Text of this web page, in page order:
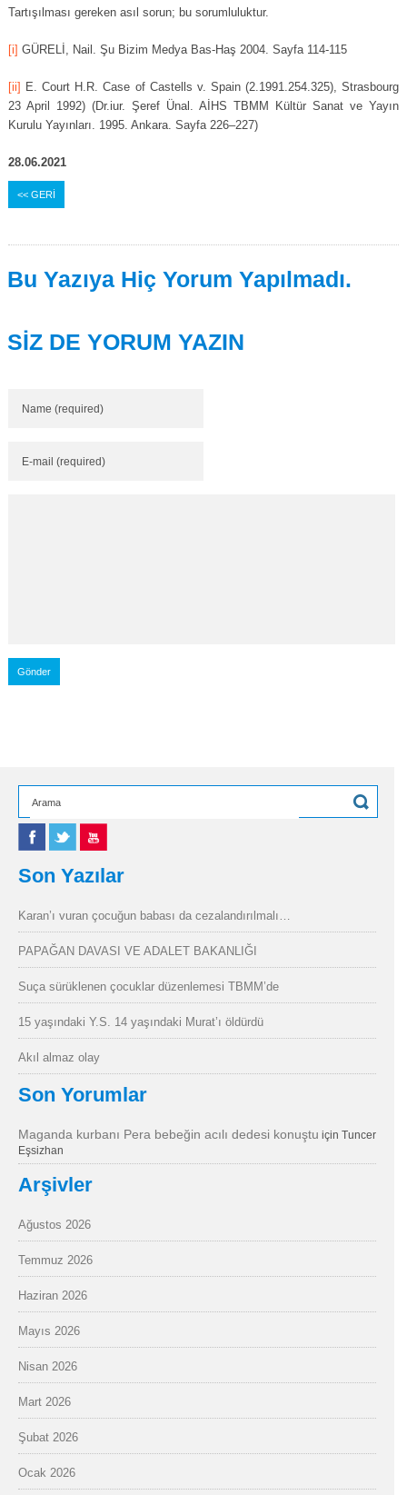
Tartışılması gereken asıl sorun; bu sorumluluktur.
[i] GÜRELİ, Nail. Şu Bizim Medya Bas-Haş 2004. Sayfa 114-115
[ii] E. Court H.R. Case of Castells v. Spain (2.1991.254.325), Strasbourg
23 April 1992) (Dr.iur. Şeref Ünal. AİHS TBMM Kültür Sanat ve Yayın
Kurulu Yayınları. 1995. Ankara. Sayfa 226–227)
28.06.2021
<< GERİ
Bu Yazıya Hiç Yorum Yapılmadı.
SİZ DE YORUM YAZIN
Son Yazılar
Karan’ı vuran çocuğun babası da cezalandırılmalı…
PAPAĞAN DAVASI VE ADALET BAKANLIĞI
Suça sürüklenen çocuklar düzenlemesi TBMM’de
15 yaşındaki Y.S. 14 yaşındaki Murat’ı öldürdü
Akıl almaz olay
Son Yorumlar
Maganda kurbanı Pera bebeğin acılı dedesi konuştu için Tuncer
Eşsizhan
Arşivler
Ağustos 2026
Temmuz 2026
Haziran 2026
Mayıs 2026
Nisan 2026
Mart 2026
Şubat 2026
Ocak 2026